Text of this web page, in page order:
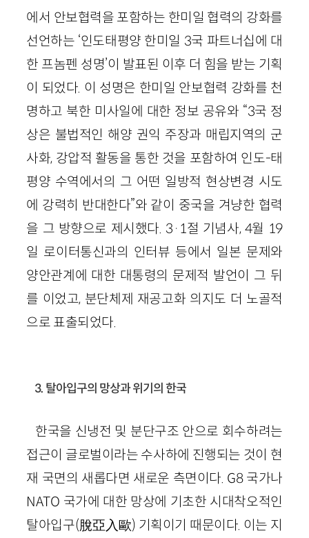
에서 안보협력을 포함하는 한미일 협력의 강화를
선언하는 ‘인도태평양 한미일 3국 파트너십에 대
한 프놈펜 성명’이 발표된 이후 더 힘을 받는 기획
이 되었다. 이 성명은 한미일 안보협력 강화를 천
명하고 북한 미사일에 대한 정보 공유와 “3국 정
상은 불법적인 해양 권익 주장과 매립지역의 군
사화, 강압적 활동을 통한 것을 포함하여 인도-태
평양 수역에서의 그 어떤 일방적 현상변경 시도
에 강력히 반대한다”와 같이 중국을 겨냥한 협력
을 그 방향으로 제시했다. 3·1절 기념사, 4월 19
일 로이터통신과의 인터뷰 등에서 일본 문제와
양안관계에 대한 대통령의 문제적 발언이 그 뒤
를 이었고, 분단체제 재공고화 의지도 더 노골적
으로 표출되었다.
3. 탈아입구의 망상과 위기의 한국
한국을 신냉전 및 분단구조 안으로 회수하려는
접근이 글로벌이라는 수사하에 진행되는 것이 현
재 국면의 새롭다면 새로운 측면이다. G8 국가나
NATO 국가에 대한 망상에 기초한 시대착오적인
탈아입구(脫亞入歐) 기획이기 때문이다. 이는 지